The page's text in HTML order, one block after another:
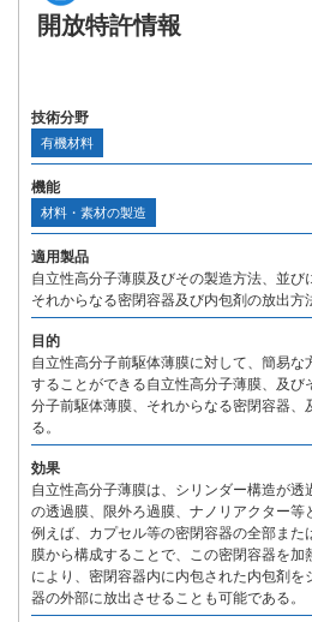
開放特許情報
技術分野
有機材料
機能
材料・素材の製造
適用製品
自立性高分子薄膜及びその製造方法、並び
それからなる密閉容器及び内包剤の放出方
目的
自立性高分子前駆体薄膜に対して、簡易
することができる自立性高分子薄膜、及び
分子前駆体薄膜、それからなる密閉容器、
る。
効果
自立性高分子薄膜は、シリンダー構造が透
の透過膜、限外ろ過膜、ナノリアクター等
例えば、カプセル等の密閉容器の全部また
膜から構成することで、この密閉容器を加
により、密閉容器内に内包された内包剤
器の外部に放出させることも可能である。